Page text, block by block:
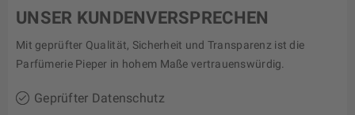
UNSER KUNDENVERSPRECHEN
Mit geprüfter Qualität, Sicherheit und Transparenz ist die
Parfümerie Pieper in hohem Maße vertrauenswürdig.
Geprüfter Datenschutz